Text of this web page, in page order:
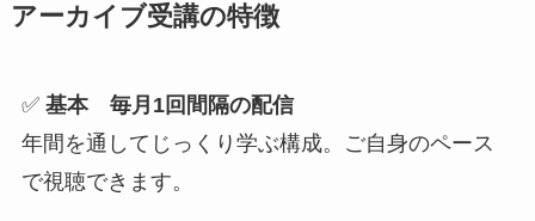
アーカイブ受講の特徴
✅ 基本 毎月1回間隔の配信
年間を通してじっくり学ぶ構成。ご自身のペース
で視聴できます。